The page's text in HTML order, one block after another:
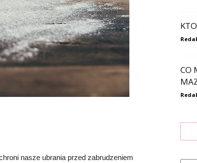
nasze ubrania przed zabrudzeniem
CO